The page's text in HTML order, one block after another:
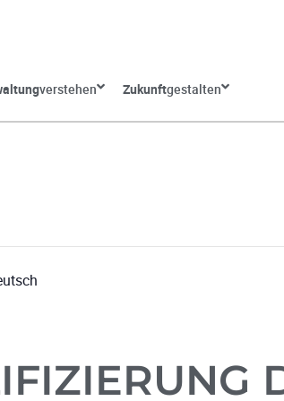
verstehen Zukunftgestalten